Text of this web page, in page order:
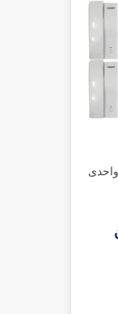
پکیج کامل آیفون صوتی 6 واحدی